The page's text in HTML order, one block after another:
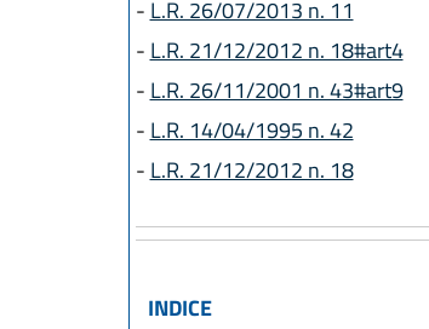
- L.R. 26/07/2013 n. 11
- L.R. 21/12/2012 n. 18#art4
- L.R. 26/11/2001 n. 43#art9
- L.R. 14/04/1995 n. 42
- L.R. 21/12/2012 n. 18
INDICE